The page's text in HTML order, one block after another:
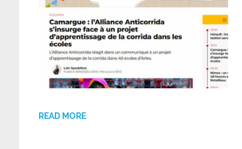
READ MORE